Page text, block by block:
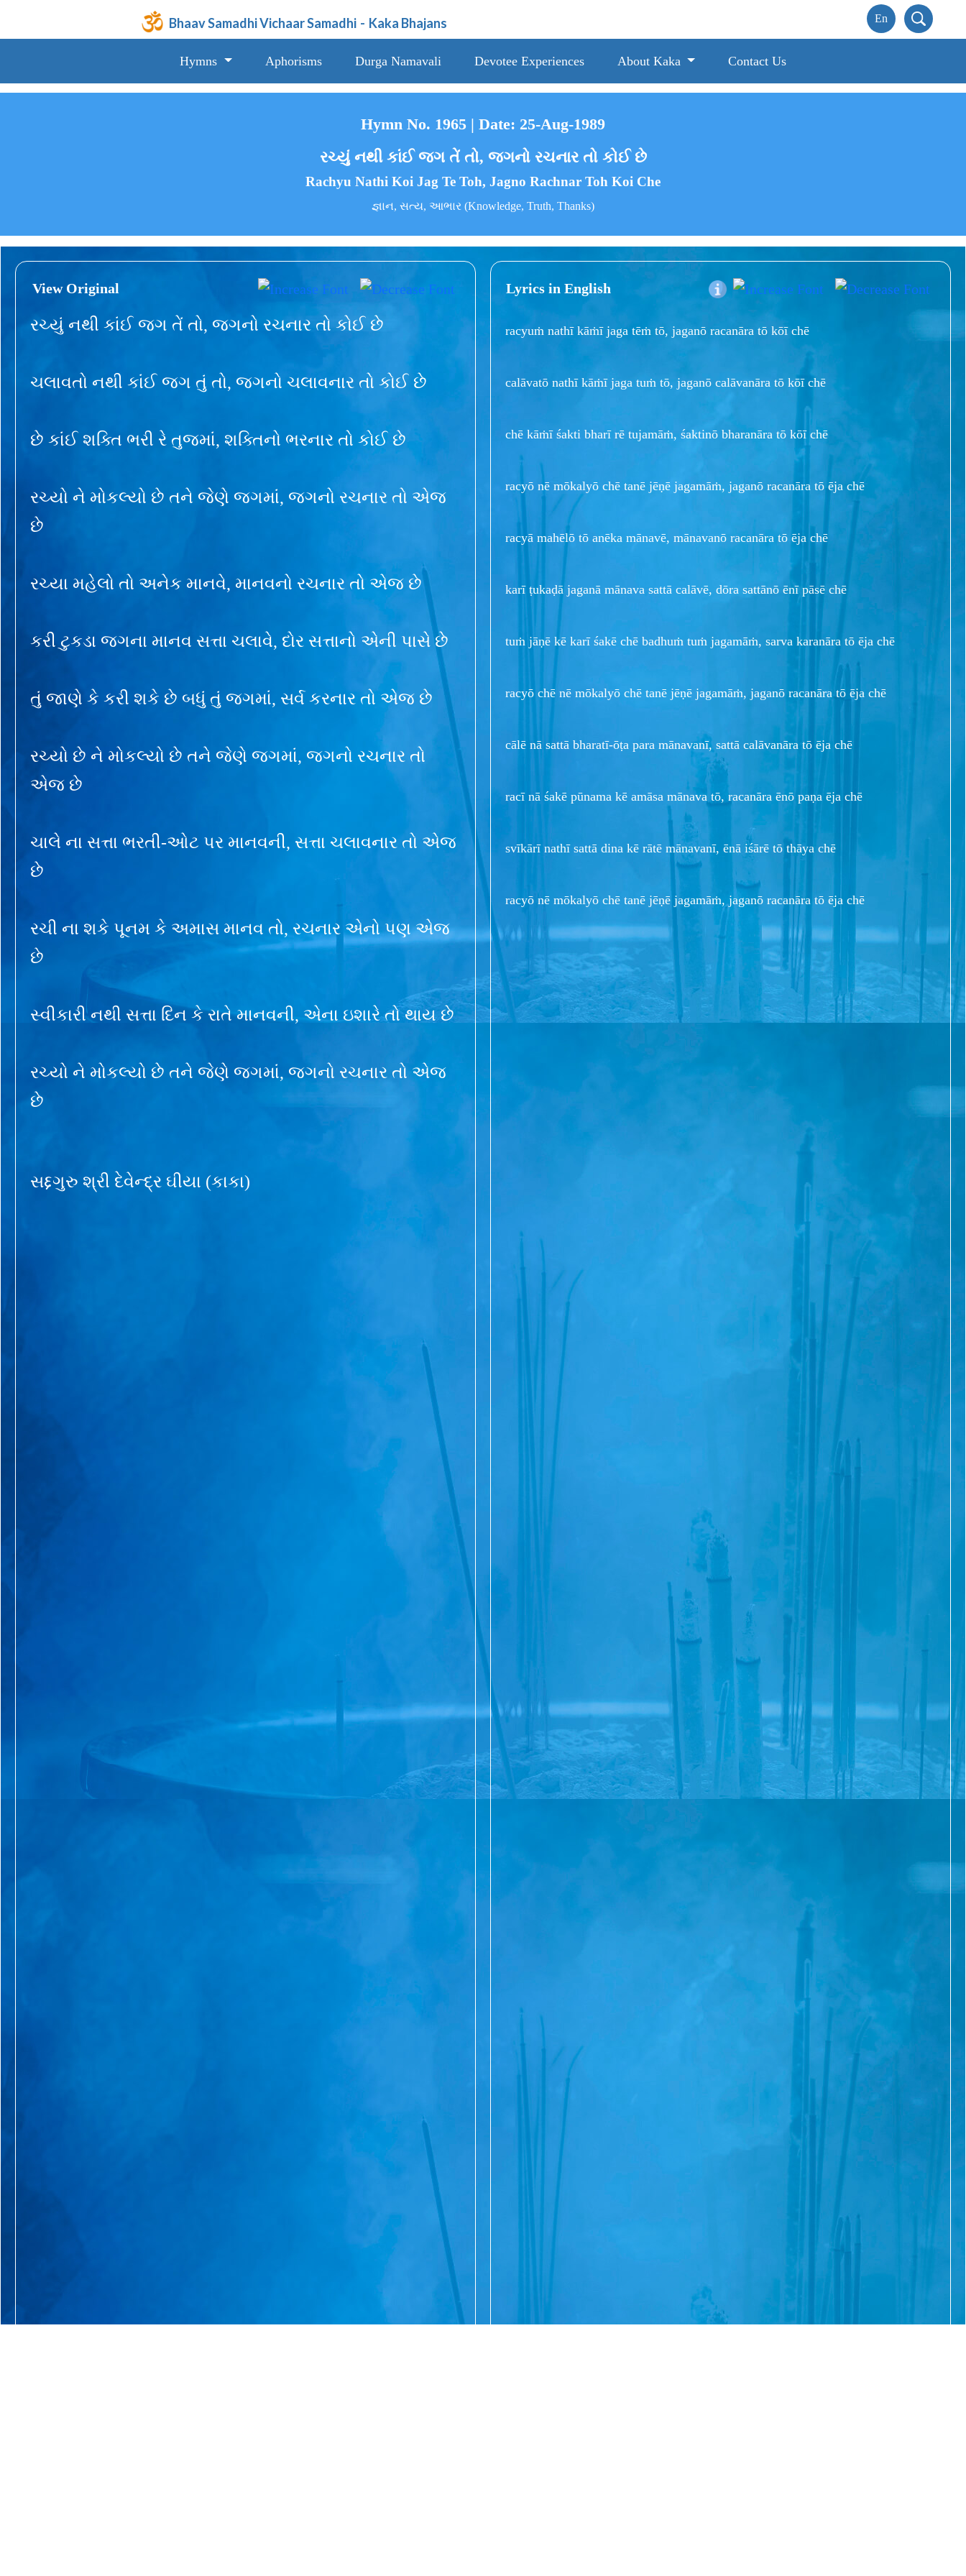
Bhaav Samadhi Vichaar Samadhi - Kaka Bhajans
Hymns Aphorisms Durga Namavali Devotee Experiences About Kaka Contact Us
Hymn No. 1965 | Date: 25-Aug-1989
રચ્યું નથી કાંઈ જગ તેં તો, જગનો રચનાર તો કોઈ છે
Rachyu Nathi Koi Jag Te Toh, Jagno Rachnar Toh Koi Che
જ્ઞાન, સત્ય, આભાર (Knowledge, Truth, Thanks)
View Original
રચ્યું નથી કાંઈ જગ તેં તો, જગનો રચનાર તો કોઈ છે
ચલાવતો નથી કાંઈ જગ તું તો, જગનો ચલાવનાર તો કોઈ છે
છે કાંઈ શક્તિ ભરી રે તુજમાં, શક્તિનો ભરનાર તો કોઈ છે
રચ્યો ને મોકલ્યો છે તને જેણે જગમાં, જગનો રચનાર તો એજ
છે
રચ્યા મહેલો તો અનેક માનવે, માનવનો રચનાર તો એજ છે
કરી ટુકડા જગના માનવ સત્તા ચલાવે, દોર સત્તાનો એની પાસે છે
તું જાણે કે કરી શકે છે બધું તું જગમાં, સર્વ કરનાર તો એજ છે
રચ્યો છે ને મોકલ્યો છે તને જેણે જગમાં, જગનો રચનાર તો
એજ છે
ચાલે ના સત્તા ભરતી-ઓટ પર માનવની, સત્તા ચલાવનાર તો એજ
છે
રચી ના શકે પૂનમ કે અમાસ માનવ તો, રચનાર એનો પણ એજ
છે
સ્વીકારી નથી સત્તા દિન કે રાતે માનવની, એના ઇશારે તો થાય છે
રચ્યો ને મોકલ્યો છે તને જેણે જગમાં, જગનો રચનાર તો એજ
છે
સદ્દગુરુ શ્રી દેવેન્દ્ર ઘીયા (કાકા)
Lyrics in English
racyuṁ nathī kāṁī jaga tēṁ tō, jaganō racanāra tō kōī chē
calāvatō nathī kāṁī jaga tuṁ tō, jaganō calāvanāra tō kōī chē
chē kāṁī śakti bharī rē tujamāṁ, śaktinō bharanāra tō kōī chē
racyō nē mōkalyō chē tanē jēṇē jagamāṁ, jaganō racanāra tō ēja chē
racyā mahēlō tō anēka mānavē, mānavanō racanāra tō ēja chē
karī ṭukaḍā jaganā mānava sattā calāvē, dōra sattānō ēnī pāsē chē
tuṁ jāṇē kē karī śakē chē badhuṁ tuṁ jagamāṁ, sarva karanāra tō ēja chē
racyō chē nē mōkalyō chē tanē jēṇē jagamāṁ, jaganō racanāra tō ēja chē
cālē nā sattā bharatī-ōṭa para mānavanī, sattā calāvanāra tō ēja chē
racī nā śakē pūnama kē amāsa mānava tō, racanāra ēnō paṇa ēja chē
svīkārī nathī sattā dina kē rātē mānavanī, ēnā iśārē tō thāya chē
racyō nē mōkalyō chē tanē jēṇē jagamāṁ, jaganō racanāra tō ēja chē